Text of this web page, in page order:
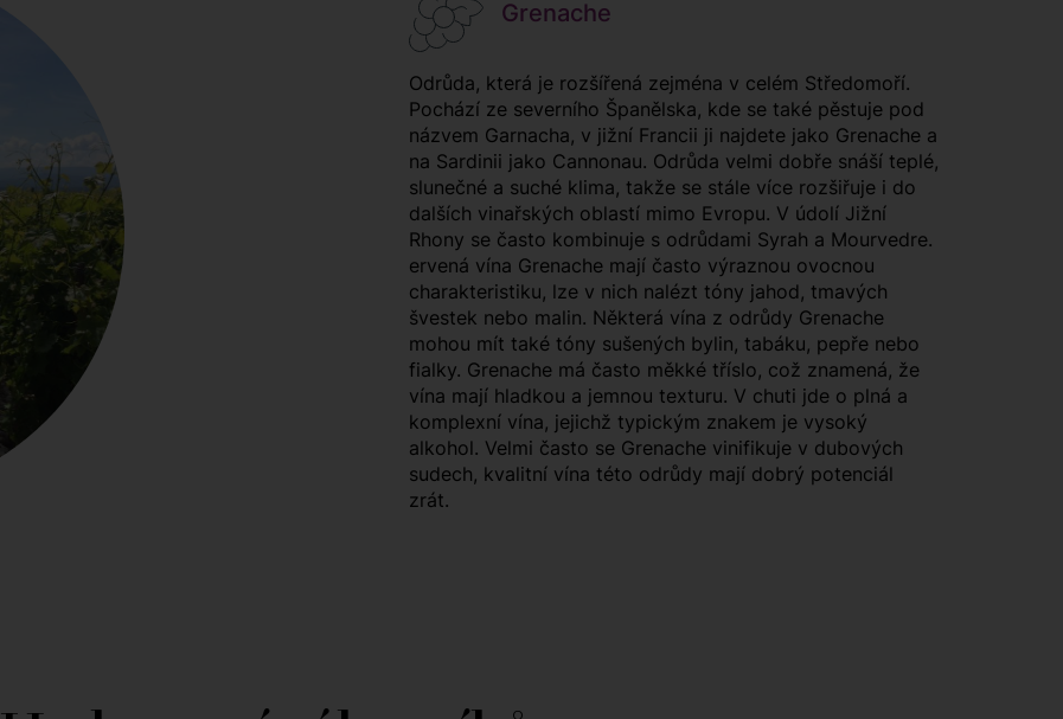
Grenache
Odrůda, která je rozšířená zejména v celém Středomoří.
Pochází ze severního Španělska, kde se také pěstuje pod
názvem Garnacha, v jižní Francii ji najdete jako Grenache a
na Sardinii jako Cannonau. Odrůda velmi dobře snáší teplé,
slunečné a suché klima, takže se stále více rozšiřuje i do
dalších vinařských oblastí mimo Evropu. V údolí Jižní
Rhony se často kombinuje s odrůdami Syrah a Mourvedre.
ervená vína Grenache mají často výraznou ovocnou
charakteristiku, lze v nich nalézt tóny jahod, tmavých
švestek nebo malin. Některá vína z odrůdy Grenache
mohou mít také tóny sušených bylin, tabáku, pepře nebo
fialky. Grenache má často měkké tříslo, což znamená, že
vína mají hladkou a jemnou texturu. V chuti jde o plná a
komplexní vína, jejichž typickým znakem je vysoký
alkohol. Velmi často se Grenache vinifikuje v dubových
sudech, kvalitní vína této odrůdy mají dobrý potenciál
zrát.